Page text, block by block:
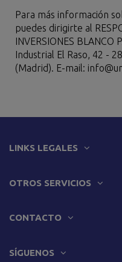
Para más información
puedes dirigirte al
INVERSIONES BLANCO
Industrial El Raso, 42 -
(Madrid). E-mail:
LINKS LEGALES
OTROS SERVICIOS
CONTACTO
SÍGUENOS